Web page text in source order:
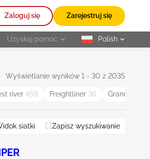
Zaloguj się Zarejestruj się
Uzyskaj pomoc selected
Polish
Wyświetlanie wyników 1 - 30 z 2035
river 459 Freightliner 36 Grand
siatki Zapisz wyszukiwanie